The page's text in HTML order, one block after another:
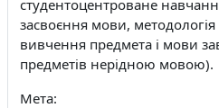
студентоцентроване
засвоєння мови, методологія
вивчення предмета і мови
предметів нерідною мовою).
Мета: